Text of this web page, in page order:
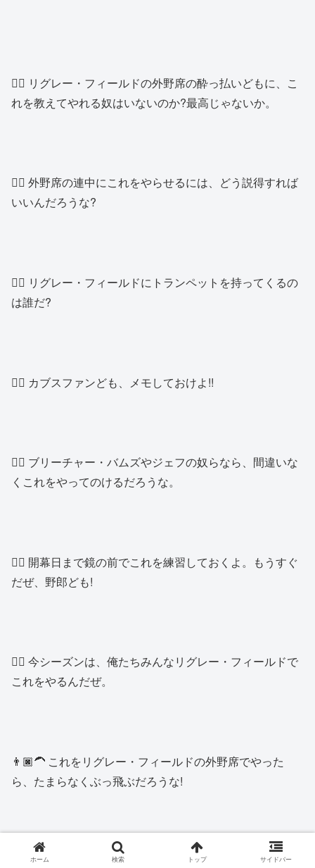
👱‍♂️ リグレー・フィールドの外野席の酔っ払いどもに、こ
れを教えてやれる奴はいないのか?最高じゃないか。
👱‍♂️ 外野席の連中にこれをやらせるには、どう説得すれば
いいんだろうな?
👱‍♂️ リグレー・フィールドにトランペットを持ってくるの
は誰だ?
👱‍♂️ カブスファンども、メモしておけよ!!
👱‍♂️ ブリーチャー・バムズやジェフの奴らなら、間違いな
くこれをやってのけるだろうな。
👱‍♂️ 開幕日まで鏡の前でこれを練習しておくよ。もうすぐ
だぜ、野郎ども!
👱‍♂️ 今シーズンは、俺たちみんなリグレー・フィールドで
これをやるんだぜ。
👨🏿‍🦱 これをリグレー・フィールドの外野席でやった
ら、たまらなくぶっ飛ぶだろうな!
👱‍♂️ リグレーの外野席が熱狂すること間違いなしだな。絶
ホーム 検索 トップ サイドバー